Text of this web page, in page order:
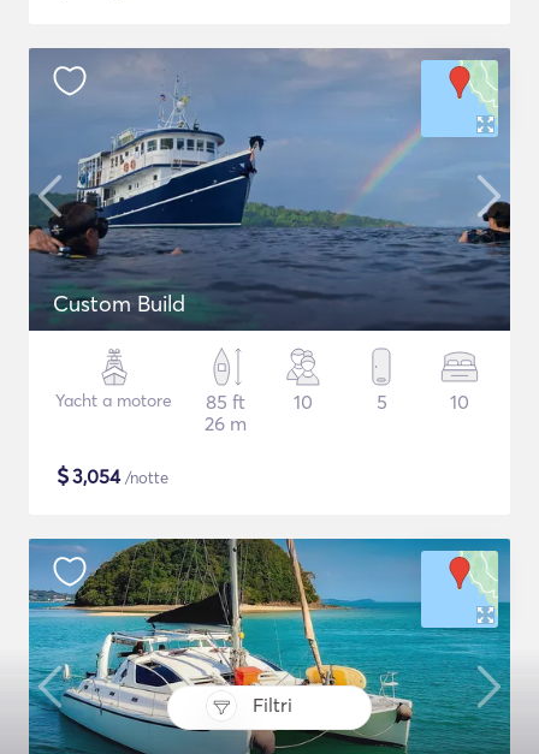
Filtri
Custom Build
Yacht a motore
85 ft
26 m
10 5 10
$3,054/notte